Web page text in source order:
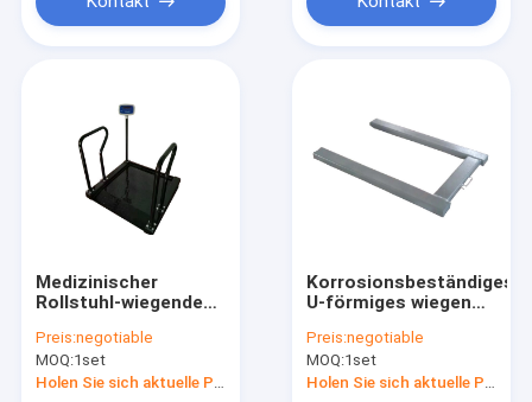
Boden-wiegende Skala
LKW-wiegende Skala
Wiegende Skala Digital
Elektronische Balancen-Skala
Digital Crane Scale
Medizinischer
Rollstuhl-wiegende
Krankenhaus-
Gebrauchs-1000kg
Preis:negotiable
MOQ:1set
Holen Sie sich aktuelle Preis
Korrosionsbeständiges
U-förmiges wiegen
Preis:negotiable
MOQ:1set
Holen Sie sich aktuelle Preis